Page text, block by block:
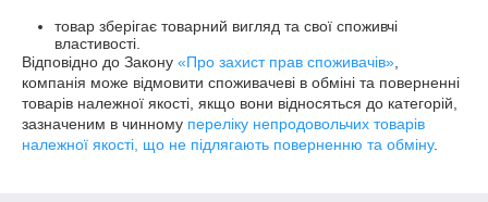
товар зберігає товарний вигляд та свої споживчі
властивості.
Відповідно до Закону «Про захист прав споживачів»
компанія може відмовити споживачеві в обміні та поверненні
товарів належної якості, якщо вони відносяться до категорій,
зазначеним в чинному переліку непродовольчих товарів
належної якості, що не підлягають поверненню та обміну.